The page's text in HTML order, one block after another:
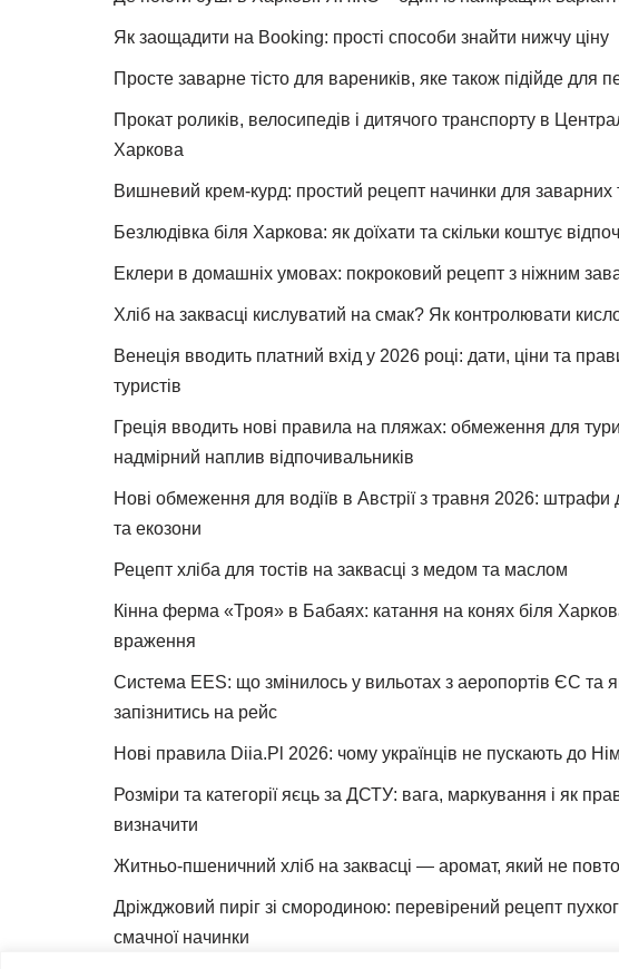
Як заощадити на Booking: прості способи знайти нижчу ціну
Просте заварне тісто для вареників, яке також підійде для
Прокат роликів, велосипедів і дитячого транспорту в
Харкова
Вишневий крем-курд: простий рецепт начинки для заварних
Безлюдівка біля Харкова: як доїхати та скільки коштує
Еклери в домашніх умовах: покроковий рецепт з ніжним
Хліб на заквасці кислуватий на смак? Як контролювати
Венеція вводить платний вхід у 2026 році: дати, ціни та
туристів
Греція вводить нові правила на пляжах: обмеження для
надмірний наплив відпочивальників
Нові обмеження для водіїв в Австрії з травня 2026: штрафи
та екозони
Рецепт хліба для тостів на заквасці з медом та маслом
Кінна ферма «Троя» в Бабаях: катання на конях біля
враження
Система EES: що змінилось у вильотах з аеропортів ЄС та
запізнитись на рейс
Нові правила Diia.Pl 2026: чому українців не пускають до
Розміри та категорії яєць за ДСТУ: вага, маркування і як
визначити
Житньо-пшеничний хліб на заквасці — аромат, який не
Дріжджовий пиріг зі смородиною: перевірений рецепт
смачної начинки